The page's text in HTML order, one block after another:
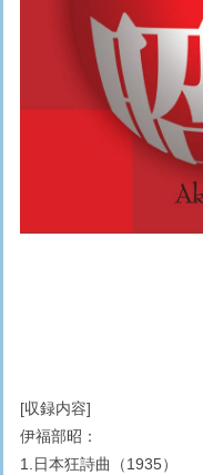
[収録内容]
伊福部昭：
1.日本狂詩曲（1935）